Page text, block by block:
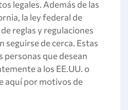
legales. Además de las
la ley federal de
reglas y regulaciones
seguirse de cerca. Estas
personas que desean
a los EE.UU. o
aquí por motivos de